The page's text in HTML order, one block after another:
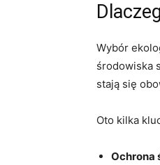
Wybór
środowiska
stają się
Oto kilka
Ochrona